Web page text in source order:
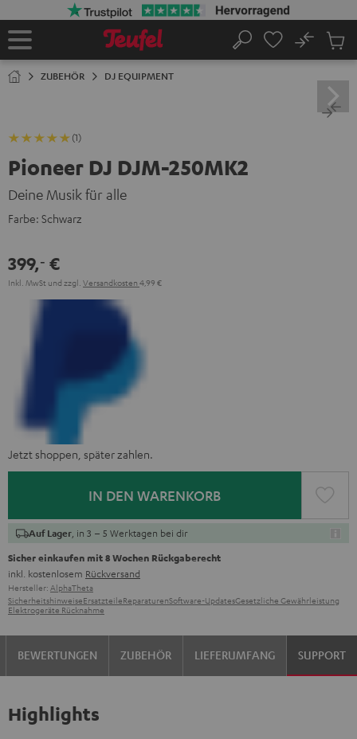
Startseite
Suche
No
ZUBEHÖR DJ EQUIPMENT
(1)
Pioneer DJ DJM-250MK2
Deine Musik für alle
Farbe: Schwarz
399,‐ €
Inkl. MwSt und zzgl. Versandkosten 4,99 €
Jetzt shoppen, später zahlen.
IN DEN WARENKORB
Auf Lager , in 3 – 5 Werktagen bei dir
Sicher einkaufen mit 8 Wochen Rückgaberecht
inkl. kostenlosem Rückversand
Hersteller: AlphaTheta
SicherheitshinweiseErsatzteileReparaturenSoftware-UpdatesGesetzliche Gewährleistung
Elektrogeräte Rücknahme
BEWERTUNGEN ZUBEHÖR LIEFERUMFANG SUPPORT
Highlights